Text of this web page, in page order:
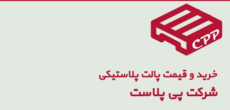
خرید و قیمت پالت پلاستیکی
شرکت پی پلاست